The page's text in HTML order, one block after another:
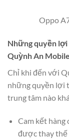
Oppo
Những quyền lợi
Quỳnh An Mobile
Chỉ khi đến với
những quyền lợi
trung tâm nào
Cam kết hàng
được thay thế